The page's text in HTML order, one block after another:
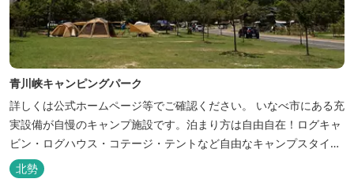
青川峡キャンピングパーク
詳しくは公式ホームページ等でご確認ください。 いなべ市にある充
実設備が自慢のキャンプ施設です。泊まり方は自由自在！ログキャ
ビン・ログハウス・コテージ・テントなど自由なキャンプスタイル
が楽しめます。屋根付きの炭火焼ハウスがありますので、雨や風の
日も快適にバーベキューをお楽しみいただけます。日帰り利用、団
北勢